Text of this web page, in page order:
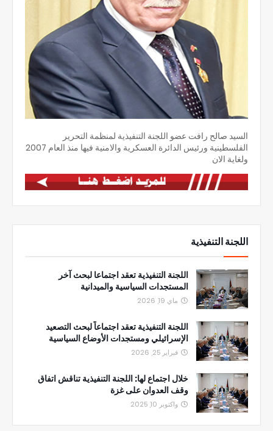
السيد صالح رافت عضو اللجنة التنفيذية لمنظمة التحرير
الفلسطينية ورئيس الدائرة العسكرية والامنية فيها منذ العام 2007
ولغاية الان
اللجنة التنفيذية
اللجنة التنفيذية تعقد اجتماعا لبحث آخر
المستجدات السياسية والميدانية
ماي 19, 2026
اللجنة التنفيذية تعقد اجتماعاً لبحث التصعيد
الإسرائيلي ومستجدات الأوضاع السياسية
فبراير 25, 2026
خلال اجتماع لها: اللجنة التنفيذية تناقش اتفاق
وقف العدوان على غزة
واكتوبر 10, 2025